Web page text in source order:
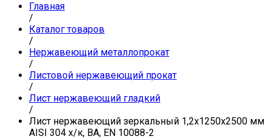
Главная
/
Каталог товаров
/
Нержавеющий металлопрокат
/
Листовой нержавеющий прокат
/
Лист нержавеющий гладкий
/
Лист нержавеющий зеркальный 1,2х1250х2500 мм
AISI 304 х/к, BA, EN 10088-2